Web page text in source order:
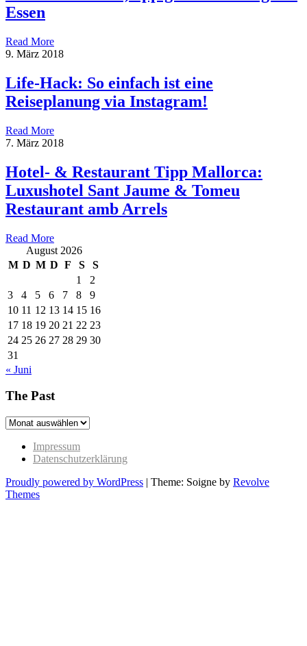
Essen
Read More
9. März 2018
Life-Hack: So einfach ist eine
Reiseplanung via Instagram!
Read More
7. März 2018
Hotel- & Restaurant Tipp Mallorca:
Luxushotel Sant Jaume & Tomeu
Restaurant amb Arrels
Read More
August 2026
M D M D F S
S
1
2
3
4 5 6 7 8
9
10 11 12 13 14 15 16
17 18 19 20 21 22 23
24 25 26 27 28 29 30
31
« Juni
The Past
The
Impressum
Datenschutzerklärung
Proudly powered by WordPress | Theme: Soigne by Revolve
Themes